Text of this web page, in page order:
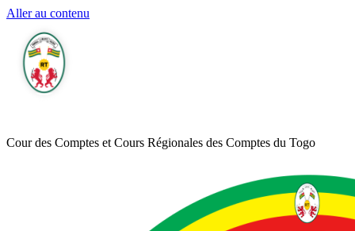
Aller au contenu
Cour des Comptes et Cours Régionales des Comptes du Togo